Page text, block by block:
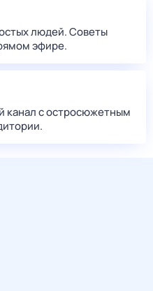
людей. Советы
эфире.
канал с остросюжетным